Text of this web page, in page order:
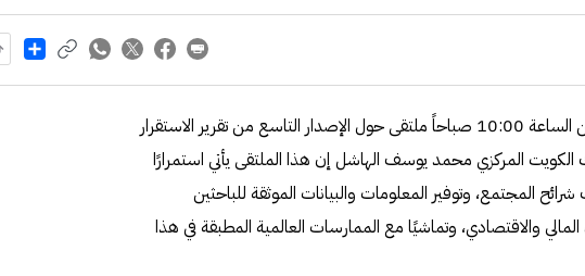
Share
ينظم بنك الكويت المركزي اليوم ، من الساعة 10:00 صباحاً ملتقى حول الإصدار التاسع من تقرير الاستقرار
محافظ بنك الكويت المركزي محمد يوسف الهاشل إن هذا الملتقى يأتي استمرارًا
المجتمع، وتوفير المعلومات والبيانات الموثقة للباحثين
والاقتصادي، وتماشيًا مع الممارسات العالمية المطبقة في هذا